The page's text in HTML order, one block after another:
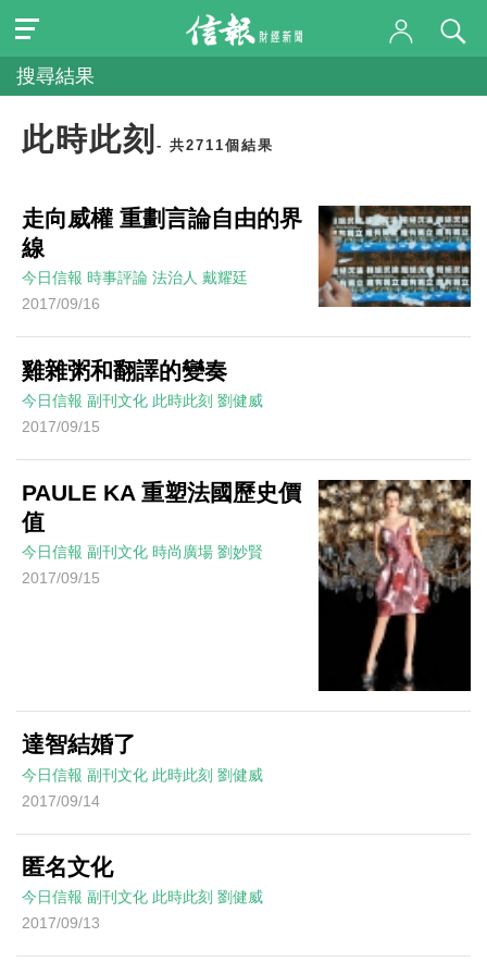
搜尋結果
此時此刻 - 共2711個結果
走向威權 重劃言論自由的界
線
今日信報 時事評論 法治人 戴耀廷
2017/09/16
雞雜粥和翻譯的變奏
今日信報 副刊文化 此時此刻 劉健威
2017/09/15
PAULE KA 重塑法國歷史價
值
今日信報 副刊文化 時尚廣場 劉妙賢
2017/09/15
達智結婚了
今日信報 副刊文化 此時此刻 劉健威
2017/09/14
匿名文化
今日信報 副刊文化 此時此刻 劉健威
2017/09/13